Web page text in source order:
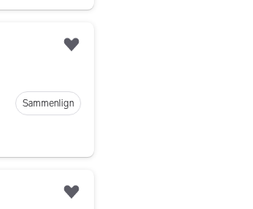
Sammenlign